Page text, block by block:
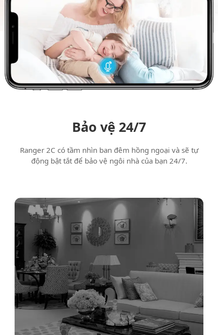
Bảo vệ 24/7
Ranger 2C có tầm nhìn ban đêm hồng ngoại và sẽ tự
động bật tắt để bảo vệ ngôi nhà của bạn 24/7.